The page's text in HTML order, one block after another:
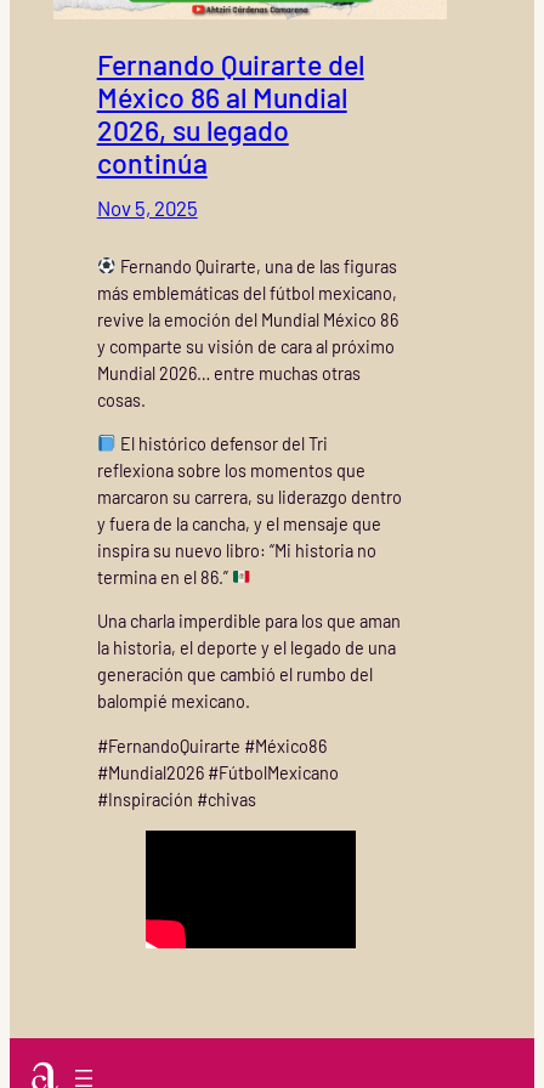
Fernando Quirarte del
México 86 al Mundial
2026, su legado
continúa
Nov 5, 2025
Fernando Quirarte, una de las figuras
más emblemáticas del fútbol mexicano,
revive la emoción del Mundial México 86
y comparte su visión de cara al próximo
Mundial 2026… entre muchas otras
cosas.
El histórico defensor del Tri
reflexiona sobre los momentos que
marcaron su carrera, su liderazgo dentro
y fuera de la cancha, y el mensaje que
inspira su nuevo libro: “Mi historia no
termina en el 86.”
Una charla imperdible para los que aman
la historia, el deporte y el legado de una
generación que cambió el rumbo del
balompié mexicano.
#FernandoQuirarte #México86
#Mundial2026 #FútbolMexicano
#Inspiración #chivas